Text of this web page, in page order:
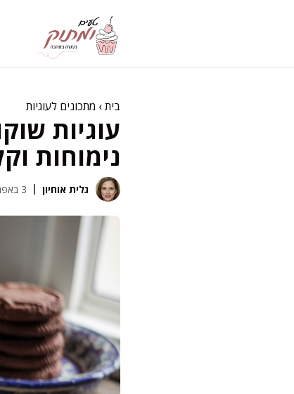
בית› מתכונים לעוגיות
עוגיות
נימוחות
גלית אוחיון 3 באפריל 2025